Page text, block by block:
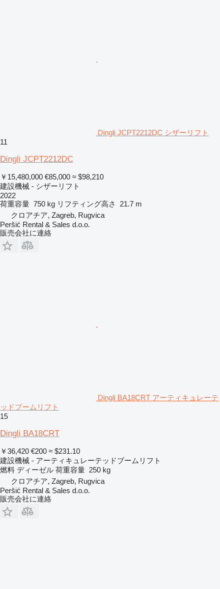
Dingli JCPT2212DC シザーリフト
11
Dingli JCPT2212DC
￥15,480,000 €85,000 ≈ $98,210
建設機械 - シザーリフト
2022
荷重容量 750 kg リフティング高さ
21.7 m
クロアチア, Zagreb, Rugvica
Peršić Rental & Sales d.o.o.
販売会社に連絡
Dingli BA18CRT アーティキュレーテ
ッドブームリフト
15
Dingli BA18CRT
￥36,420 €200 ≈ $231.10
建設機械 - アーティキュレーテッドブームリフト
燃料 ディーゼル 荷重容量 250 kg
クロアチア, Zagreb, Rugvica
Peršić Rental & Sales d.o.o.
販売会社に連絡